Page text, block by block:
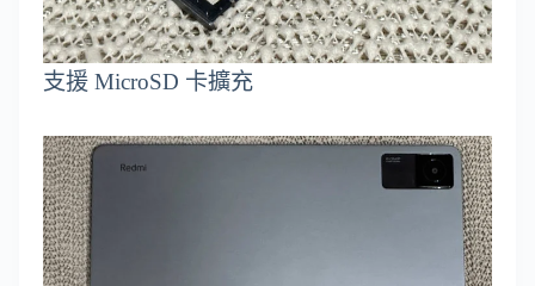
支援 MicroSD 卡擴充